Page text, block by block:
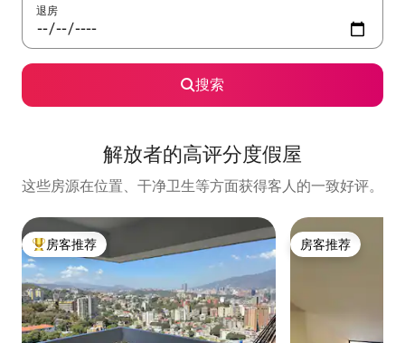
退房
搜索
解放者的高评分度假屋
这些房源在位置、干净卫生等方面获得客人的一致好评。
热门「房客推荐」
房客推荐 房客推荐
房客推荐